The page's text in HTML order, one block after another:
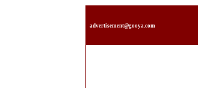
advertisement@gooya.com